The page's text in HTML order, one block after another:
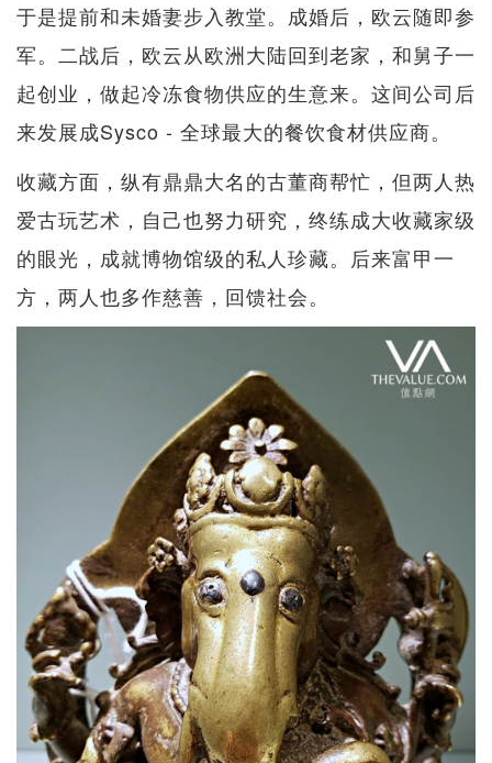
于是提前和未婚妻步入教堂。成婚后，欧云随即参
军。二战后，欧云从欧洲大陆回到老家，和舅子一
起创业，做起冷冻食物供应的生意来。这间公司后
来发展成Sysco - 全球最大的餐饮食材供应商。
收藏方面，纵有鼎鼎大名的古董商帮忙，但两人热
爱古玩艺术，自己也努力研究，终练成大收藏家级
的眼光，成就博物馆级的私人珍藏。后来富甲一
方，两人也多作慈善，回馈社会。